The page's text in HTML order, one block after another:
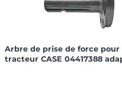
Arbre de prise de force pour
tracteur CASE 04417388